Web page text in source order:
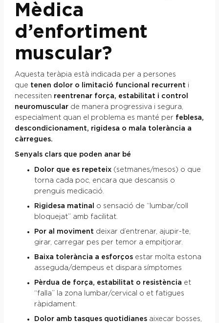
Mèdica
d’enfortiment
muscular?
Aquesta teràpia està indicada per a persones
que tenen dolor o limitació funcional recurrent i
necessiten reentrenar força, estabilitat i control
neuromuscularde manera progressiva i segura,
especialment quan el problema es manté per feblesa,
descondicionament, rigidesa o mala tolerància a
càrregues.
Senyals clars que poden anar bé
Dolor que es repeteix(setmanes/mesos) o que
torna cada poc, encara que descansis o
prenguis medicació.
Rigidesa matinal
o sensació de “lumbar/coll
bloquejat” amb facilitat.
Por al moviment deixar d’entrenar, ajupir-te,
girar, carregar pes per temor a empitjorar.
Baixa tolerància a esforçosestar molta estona
asseguda/dempeus et dispara símptomes
Pèrdua de força, estabilitat o resistència et
“falla” la zona lumbar/cervical o et fatigues
ràpidament.
Dolor amb tasques quotidianesaixecar bosses,